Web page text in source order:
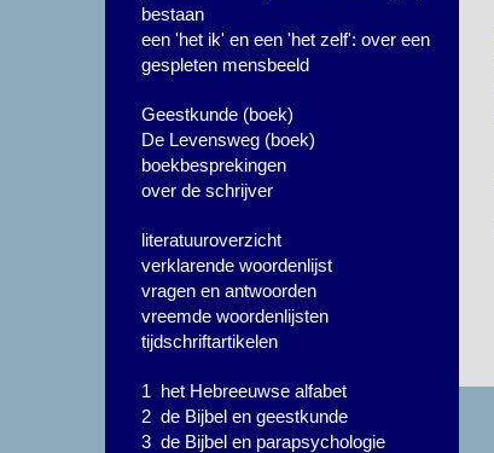
bestaan
een 'het ik' en een 'het zelf': over een
gespleten mensbeeld
Geestkunde (boek)
De Levensweg (boek)
boekbesprekingen
over de schrijver
literatuuroverzicht
verklarende woordenlijst
vragen en antwoorden
vreemde woordenlijsten
tijdschriftartikelen
1 het Hebreeuwse alfabet
2 de Bijbel en geestkunde
3 de Bijbel en parapsychologie